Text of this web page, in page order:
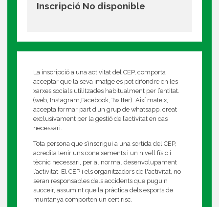
Inscripció No disponible
La inscripció a una activitat del CEP, comporta
acceptar que la seva imatge es pot difondre en les
xarxes socials utilitzades habitualment per l’entitat.
(web, Instagram,Facebook, Twitter). Així mateix,
accepta formar part d’un grup de whatsapp, creat
exclusivament per la gestió de l’activitat en cas
necessari.
Tota persona que s’inscrigui a una sortida del CEP,
acredita tenir uns coneixements i un nivell físic i
tècnic necessari, per al normal desenvolupament
l’activitat. El CEP i els organitzadors de l'activitat, no
seran responsables dels accidents que puguin
succeir, assumint que la pràctica dels esports de
muntanya comporten un cert risc.